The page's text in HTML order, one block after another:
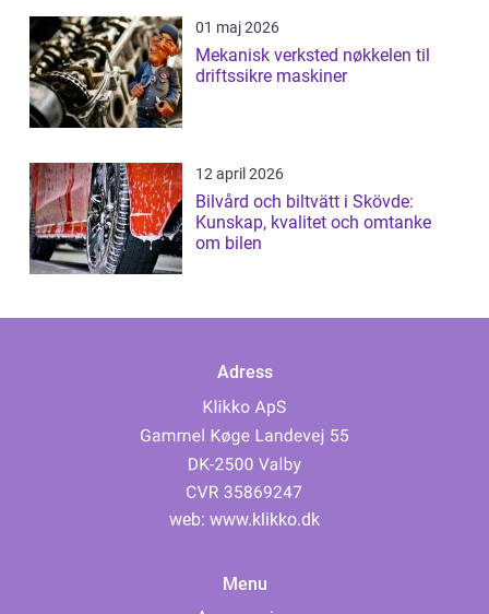
01 maj 2026
Mekanisk verksted nøkkelen til
driftssikre maskiner
12 april 2026
Bilvård och biltvätt i Skövde:
Kunskap, kvalitet och omtanke
om bilen
Adress
web: www.klikko.dk
Menu